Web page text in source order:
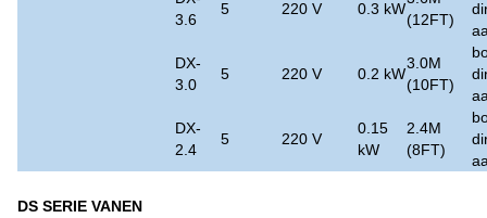
3.6
5 220 V 0.3 kW
(12FT)
DX-
3.0
5 220 V 0.2 kW
3.0M
(10FT)
DX-
2.4
5 220 V
0.15
kW
2.4M
(8FT)
DS SERIE VANEN